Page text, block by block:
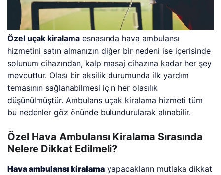
Özel uçak kiralama esnasında hava ambulansı
hizmetini satın almanızın diğer bir nedeni ise içerisinde
solunum cihazından, kalp masaj cihazına kadar her şey
mevcuttur. Olası bir aksilik durumunda ilk yardım
temasının sağlanabilmesi için her olasılık
düşünülmüştür. Ambulans uçak kiralama hizmeti tüm
bu nedenler göz önünde bulundurularak alınabilir.
Özel Hava Ambulansı Kiralama Sırasında
Nelere Dikkat Edilmeli?
Hava ambulansı kiralama yapacakların mutlaka dikkat